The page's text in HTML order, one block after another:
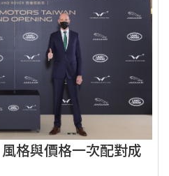
格與價格一次配對成